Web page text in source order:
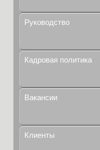
Руководство
Кадровая политика
Вакансии
Клиенты